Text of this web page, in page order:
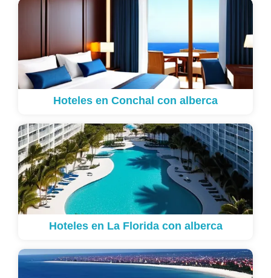
Hoteles en Conchal con alberca
Hoteles en La Florida con alberca